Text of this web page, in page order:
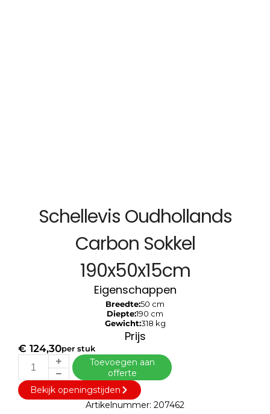
Schellevis Oudhollands
Carbon Sokkel
190x50x15cm
Eigenschappen
Breedte:50 cm
Diepte:190 cm
Gewicht:318 kg
Prijs
€ 124,30per stuk
Toevoegen aan
offerte
Bekijk openingstijden
Artikelnummer: 207462